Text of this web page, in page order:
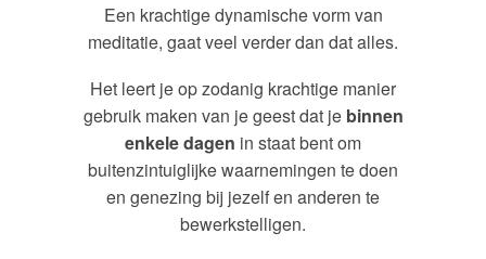
Een krachtige dynamische vorm van
meditatie, gaat veel verder dan dat alles.
Het leert je op zodanig krachtige manier
gebruik maken van je geest dat je binnen
enkele dagen in staat bent om
buitenzintuiglijke waarnemingen te doen
en genezing bij jezelf en anderen te
bewerkstelligen.